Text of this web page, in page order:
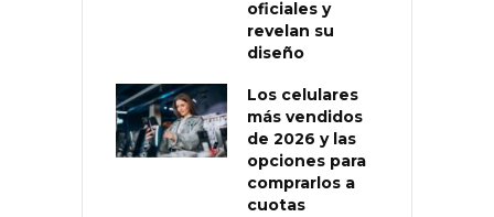
oficiales y
revelan su
diseño
Los celulares
más vendidos
de 2026 y las
opciones para
comprarlos a
cuotas